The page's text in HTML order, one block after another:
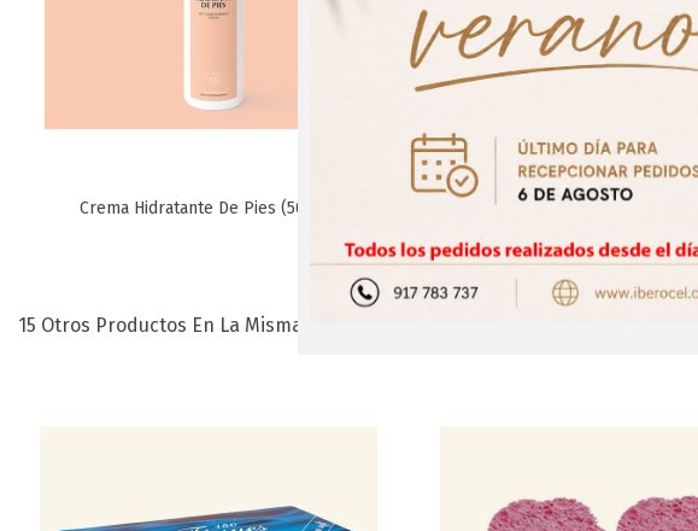
Favorito
Crema Hidratante De Pies (500 Ml.)
Paquete Espatula Madera
15 Otros Productos En La Misma Categoría:
¡Regístrate para